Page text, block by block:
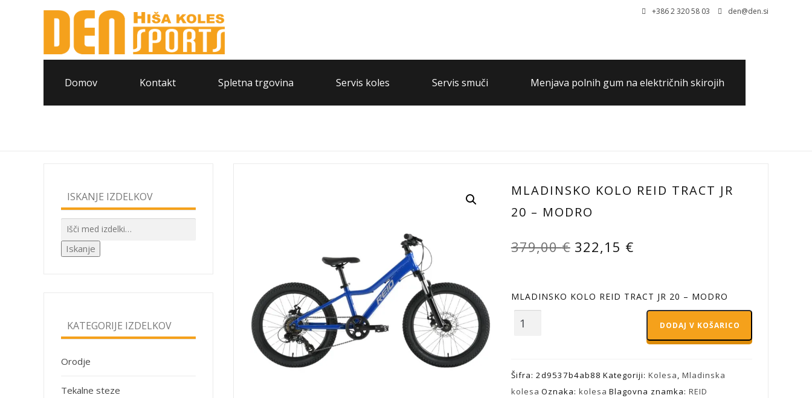
+386 2 320 58 03 den@den.si
Domov Kontakt Spletna trgovina Servis koles Servis smuči Menjava polnih gum na električnih skirojih
MLADINSKO KOLO REID TRACT JR
20 – MODRO
379,00€ Izvirna
je
322,15 €Trenutna
je:
322,15 €.
MLADINSKO KOLO REID TRACT JR 20 – MODRO
MLADINSKO
JR
DODAJ V KOŠARICO
Šifra: 2d9537b4ab88 Kategoriji: Kolesa, Mladinska
kolesa Oznaka: kolesa Blagovna znamka: REID
ISKANJE IZDELKOV
Išči:
Iskanje
KATEGORIJE IZDELKOV
Orodje
Tekalne steze